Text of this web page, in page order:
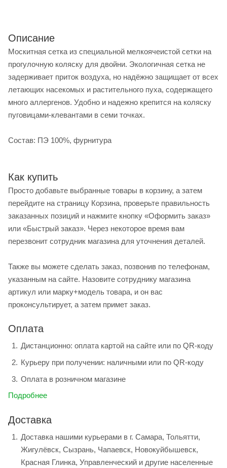
Описание
Москитная сетка из специальной мелкоячеистой сетки на
прогулочную коляску для двойни. Экологичная сетка не
задерживает приток воздуха, но надёжно защищает от всех
летающих насекомых и растительного пуха, содержащего
много аллергенов. Удобно и надежно крепится на коляску
пуговицами-клевантами в семи точках.
Состав: ПЭ 100%, фурнитура
Как купить
Просто добавьте выбранные товары в корзину, а затем
перейдите на страницу Корзина, проверьте правильность
заказанных позиций и нажмите кнопку «Оформить заказ»
или «Быстрый заказ». Через некоторое время вам
перезвонит сотрудник магазина для уточнения деталей.
Также вы можете сделать заказ, позвонив по телефонам,
указанным на сайте. Назовите сотруднику магазина
артикул или марку+модель товара, и он вас
проконсультирует, а затем примет заказ.
Оплата
Дистанционно: оплата картой на сайте или по QR-коду
Курьеру при получении: наличными или по QR-коду
Оплата в розничном магазине
Подробнее
Доставка
Доставка нашими курьерами в г. Самара, Тольятти,
Жигулёвск, Сызрань, Чапаевск, Новокуйбышевск,
Красная Глинка, Управленческий и другие населенные